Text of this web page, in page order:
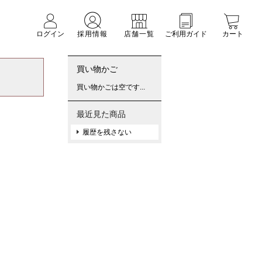
ログイン
採用情報 店舗一覧 ご利用ガイド カート
買い物かご
買い物かごは空です...
最近見た商品
履歴を残さない